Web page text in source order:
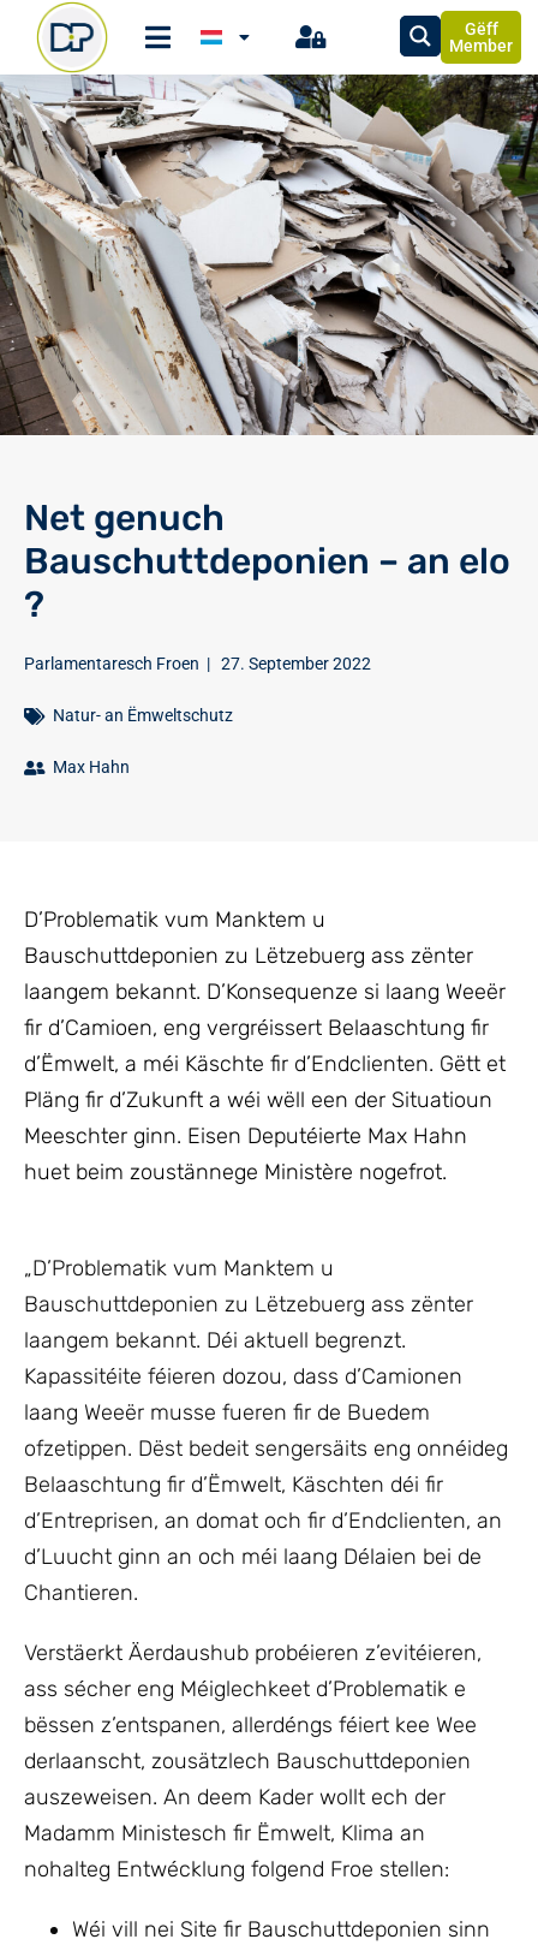
Gëff
Member
Net genuch
Bauschuttdeponien – an elo
?
Parlamentaresch Froen | 27. September 2022
Natur- an Ëmweltschutz
Max Hahn
D’Problematik vum Manktem u
Bauschuttdeponien zu Lëtzebuerg ass zënter
laangem bekannt. D’Konsequenze si laang Weeër
fir d’Camioen, eng vergréissert Belaaschtung fir
d’Ëmwelt, a méi Käschte fir d’Endclienten. Gëtt et
Pläng fir d’Zukunft a wéi wëll een der Situatioun
Meeschter ginn. Eisen Deputéierte Max Hahn
huet beim zoustännege Ministère nogefrot.
„D’Problematik vum Manktem u
Bauschuttdeponien zu Lëtzebuerg ass zënter
laangem bekannt. Déi aktuell begrenzt.
Kapassitéite féieren dozou, dass d’Camionen
laang Weeër musse fueren fir de Buedem
ofzetippen. Dëst bedeit sengersäits eng onnéideg
Belaaschtung fir d’Ëmwelt, Käschten déi fir
d’Entreprisen, an domat och fir d’Endclienten, an
d’Luucht ginn an och méi laang Délaien bei de
Chantieren.
Verstäerkt Äerdaushub probéieren z’evitéieren,
ass sécher eng Méiglechkeet d’Problematik e
bëssen z’entspanen, allerdéngs féiert kee Wee
derlaanscht, zousätzlech Bauschuttdeponien
auszeweisen. An deem Kader wollt ech der
Madamm Ministesch fir Ëmwelt, Klima an
nohalteg Entwécklung folgend Froe stellen:
Wéi vill nei Site fir Bauschuttdeponien sinn